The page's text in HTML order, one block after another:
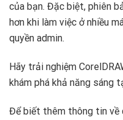
của bạn. Đặc biệt, phiên
hơn khi làm việc ở nhiều
quyền admin.
Hãy trải nghiệm
khám phá khả năng sáng
Để biết thêm thông tin về